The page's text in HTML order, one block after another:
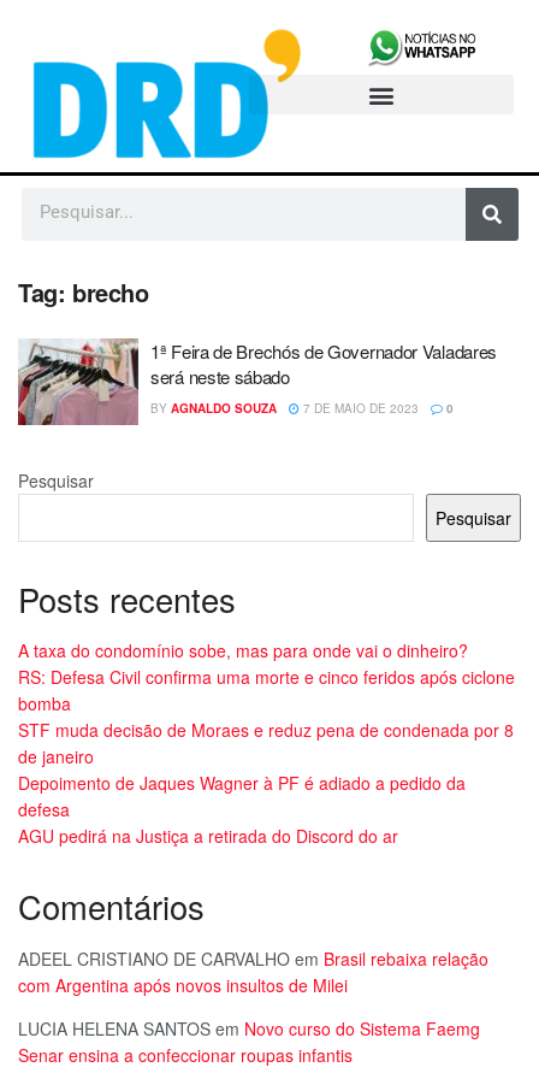
Tag: brecho
1ª Feira de Brechós de Governador Valadares
será neste sábado
BY AGNALDO SOUZA 7 DE MAIO DE 2023 0
Pesquisar
Pesquisar
Posts recentes
A taxa do condomínio sobe, mas para onde vai o dinheiro?
RS: Defesa Civil confirma uma morte e cinco feridos após ciclone
bomba
STF muda decisão de Moraes e reduz pena de condenada por 8
de janeiro
Depoimento de Jaques Wagner à PF é adiado a pedido da
defesa
AGU pedirá na Justiça a retirada do Discord do ar
Comentários
ADEEL CRISTIANO DE CARVALHO em Brasil rebaixa relação
com Argentina após novos insultos de Milei
LUCIA HELENA SANTOS em Novo curso do Sistema Faemg
Senar ensina a confeccionar roupas infantis